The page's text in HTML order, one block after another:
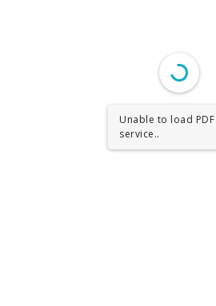
Unable to load PDF
service..